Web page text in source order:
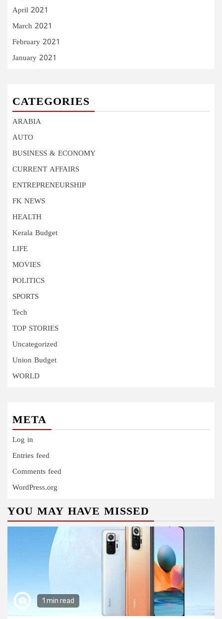
April 2021
March 2021
February 2021
January 2021
CATEGORIES
ARABIA
AUTO
BUSINESS & ECONOMY
CURRENT AFFAIRS
ENTREPRENEURSHIP
FK NEWS
HEALTH
Kerala Budget
LIFE
MOVIES
POLITICS
SPORTS
Tech
TOP STORIES
Uncategorized
Union Budget
WORLD
META
Log in
Entries feed
Comments feed
WordPress.org
YOU MAY HAVE MISSED
1 min read